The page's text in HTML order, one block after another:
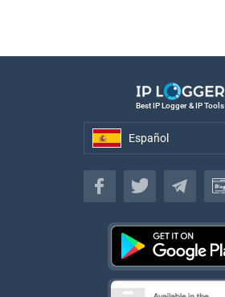
Best IP Logger & IP Tools
Español
Español